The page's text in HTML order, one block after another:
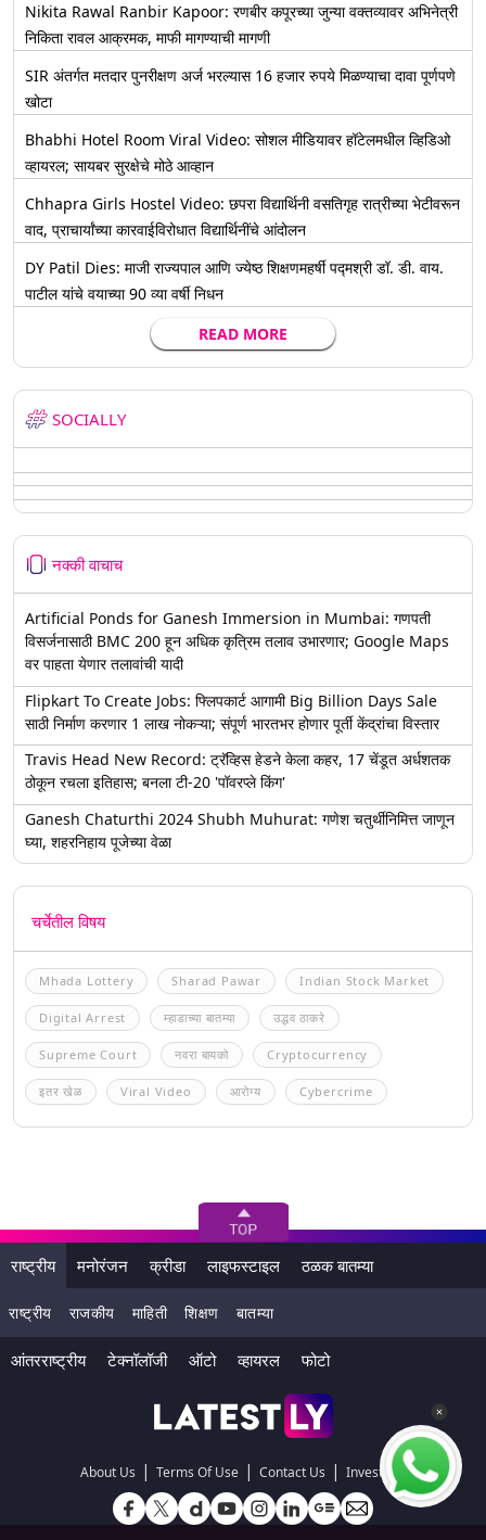
Nikita Rawal Ranbir Kapoor: रणबीर कपूरच्या जुन्या वक्तव्यावर अभिनेत्री
निकिता रावल आक्रमक, माफी मागण्याची मागणी
SIR अंतर्गत मतदार पुनरीक्षण अर्ज भरल्यास 16 हजार रुपये मिळण्याचा दावा पूर्णपणे
खोटा
Bhabhi Hotel Room Viral Video: सोशल मीडियावर हॉटेलमधील व्हिडिओ
व्हायरल; सायबर सुरक्षेचे मोठे आव्हान
Chhapra Girls Hostel Video: छपरा विद्यार्थिनी वसतिगृह रात्रीच्या भेटीवरून
वाद, प्राचार्यांच्या कारवाईविरोधात विद्यार्थिनींचे आंदोलन
DY Patil Dies: माजी राज्यपाल आणि ज्येष्ठ शिक्षणमहर्षी पद्मश्री डॉ. डी. वाय.
पाटील यांचे वयाच्या 90 व्या वर्षी निधन
READ MORE
SOCIALLY
नक्की वाचाच
Artificial Ponds for Ganesh Immersion in Mumbai: गणपती
विसर्जनासाठी BMC 200 हून अधिक कृत्रिम तलाव उभारणार; Google Maps
वर पाहता येणार तलावांची यादी
Flipkart To Create Jobs: फ्लिपकार्ट आगामी Big Billion Days Sale
साठी निर्माण करणार 1 लाख नोकऱ्या; संपूर्ण भारतभर होणार पूर्ती केंद्रांचा विस्तार
Travis Head New Record: ट्रॅव्हिस हेडने केला कहर, 17 चेंडूत अर्धशतक
ठोकून रचला इतिहास; बनला टी-20 'पॉवरप्ले किंग'
Ganesh Chaturthi 2024 Shubh Muhurat: गणेश चतुर्थीनिमित्त जाणून
घ्या, शहरनिहाय पूजेच्या वेळा
चर्चेतील विषय
Mhada Lottery Sharad Pawar Indian Stock Market
Digital Arrest म्हाडाच्या बातम्या उद्धव ठाकरे
Supreme Court नवरा बायको Cryptocurrency
इतर खेळ Viral Video आरोग्य Cybercrime
राष्ट्रीय मनोरंजन क्रीडा लाइफस्टाइल ठळक बातम्या
राष्ट्रीय राजकीय माहिती शिक्षण बातम्या
आंतरराष्ट्रीय टेक्नॉलॉजी ऑटो व्हायरल फोटो
About Us | Terms Of Use | Contact Us | Investors